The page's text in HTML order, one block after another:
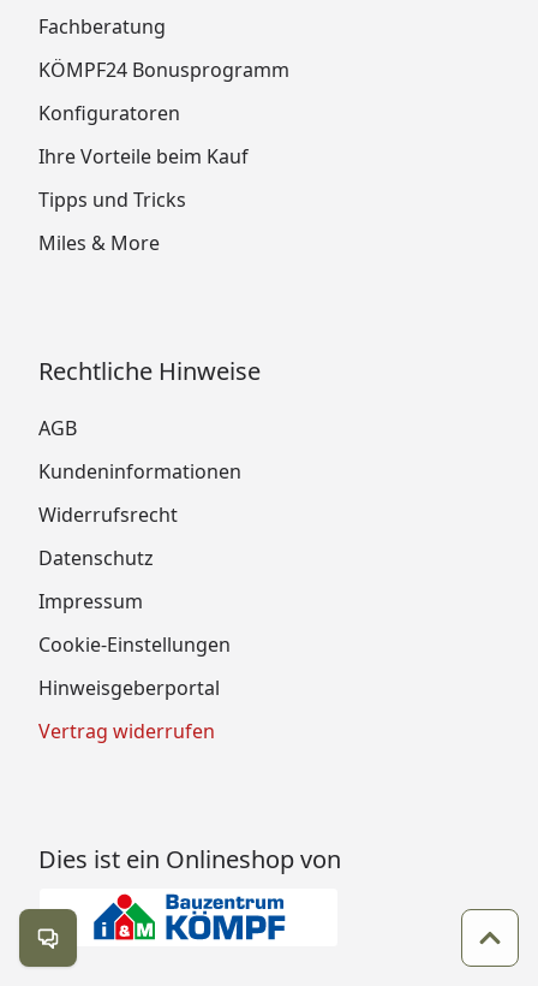
Fachberatung
KÖMPF24 Bonusprogramm
Konfiguratoren
Ihre Vorteile beim Kauf
Tipps und Tricks
Miles & More
Rechtliche Hinweise
AGB
Kundeninformationen
Widerrufsrecht
Datenschutz
Impressum
Cookie-Einstellungen
Hinweisgeberportal
Vertrag widerrufen
Dies ist ein Onlineshop von
Kontakt öffnen